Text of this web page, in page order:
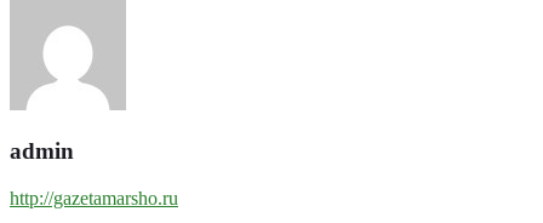
admin
http://gazetamarsho.ru